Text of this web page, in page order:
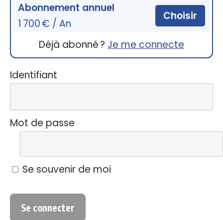
Abonnement annuel
1 700 € / An
Choisir
Déjà abonné ? Je me connecte
Identifiant
Mot de passe
Se souvenir de moi